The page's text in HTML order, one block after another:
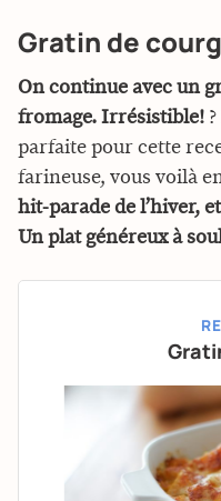
Gratin de
On continue avec un
fromage. Irrésistible!
parfaite pour cette
farineuse, vous voilà
hit-parade de l’hiver,
Un plat généreux à